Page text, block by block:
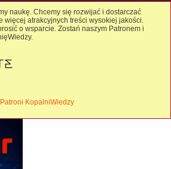
naukę. Chcemy się rozwijać i dostarczać
więcej atrakcyjnych treści wysokiej jakości.
o wsparcie. Zostań naszym Patronem i
Patroni KopalniWiedzy